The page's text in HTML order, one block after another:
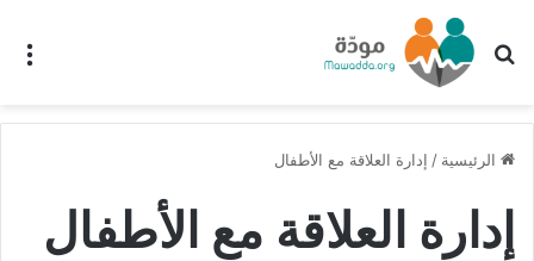
بحث عن
الرئيسية / إدارة العلاقة مع الأطفال
إدارة العلاقة مع الأطفال